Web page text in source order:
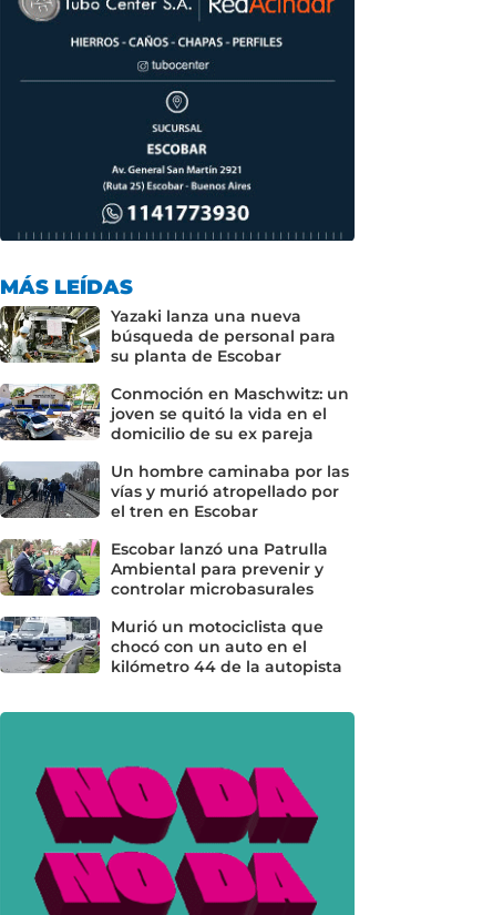
MÁS LEÍDAS
Yazaki lanza una nueva
búsqueda de personal para
su planta de Escobar
Conmoción en Maschwitz: un
joven se quitó la vida en el
domicilio de su ex pareja
Un hombre caminaba por las
vías y murió atropellado por
el tren en Escobar
Escobar lanzó una Patrulla
Ambiental para prevenir y
controlar microbasurales
Murió un motociclista que
chocó con un auto en el
kilómetro 44 de la autopista